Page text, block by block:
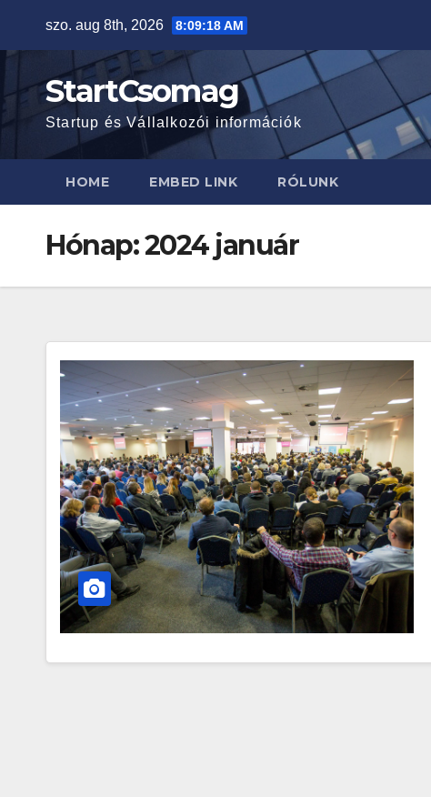
szo. aug 8th, 2026 8:09:19 AM
StartCsomag
Startup és Vállalkozói információk
HOME EMBED LINK RÓLUNK
Hónap:2024 január